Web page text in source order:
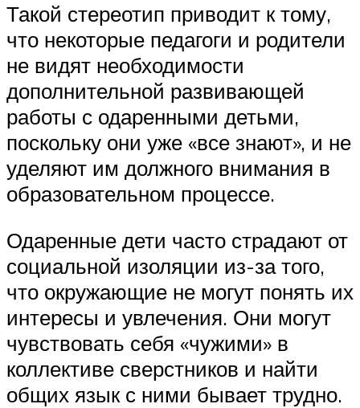
Такой стереотип приводит к тому,
что некоторые педагоги и родители
не видят необходимости
дополнительной развивающей
работы с одаренными детьми,
поскольку они уже «все знают», и не
уделяют им должного внимания в
образовательном процессе.
Одаренные дети часто страдают от
социальной изоляции из-за того,
что окружающие не могут понять их
интересы и увлечения. Они могут
чувствовать себя «чужими» в
коллективе сверстников и найти
общих язык с ними бывает трудно.